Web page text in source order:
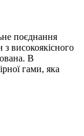
поєднання
високоякісного
В
гами, яка